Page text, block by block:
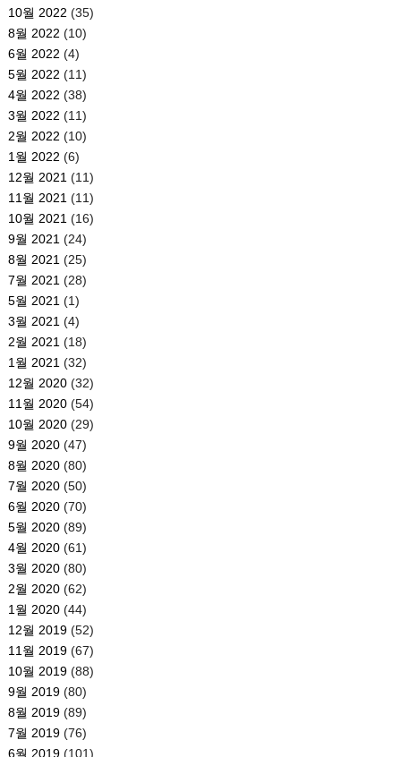
10월 2022 (35)
8월 2022 (10)
6월 2022 (4)
5월 2022 (11)
4월 2022 (38)
3월 2022 (11)
2월 2022 (10)
1월 2022 (6)
12월 2021 (11)
11월 2021 (11)
10월 2021 (16)
9월 2021 (24)
8월 2021 (25)
7월 2021 (28)
5월 2021 (1)
3월 2021 (4)
2월 2021 (18)
1월 2021 (32)
12월 2020(32)
11월 2020(54)
10월 2020(29)
9월 2020(47)
8월 2020(80)
7월 2020(50)
6월 2020(70)
5월 2020(89)
4월 2020(61)
3월 2020(80)
2월 2020(62)
1월 2020(44)
12월 2019(52)
11월 2019(67)
10월 2019(88)
9월 2019(80)
8월 2019(89)
7월 2019(76)
6월 2019(101)